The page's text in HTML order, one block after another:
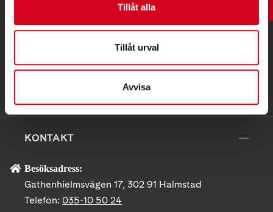
Tillåt alla
Tillåt urval
Avvisa
KONTAKT
Besöksadress:
Gathenhielmsvägen 17, 302 91 Halmstad
Telefon: 035-10 50 24